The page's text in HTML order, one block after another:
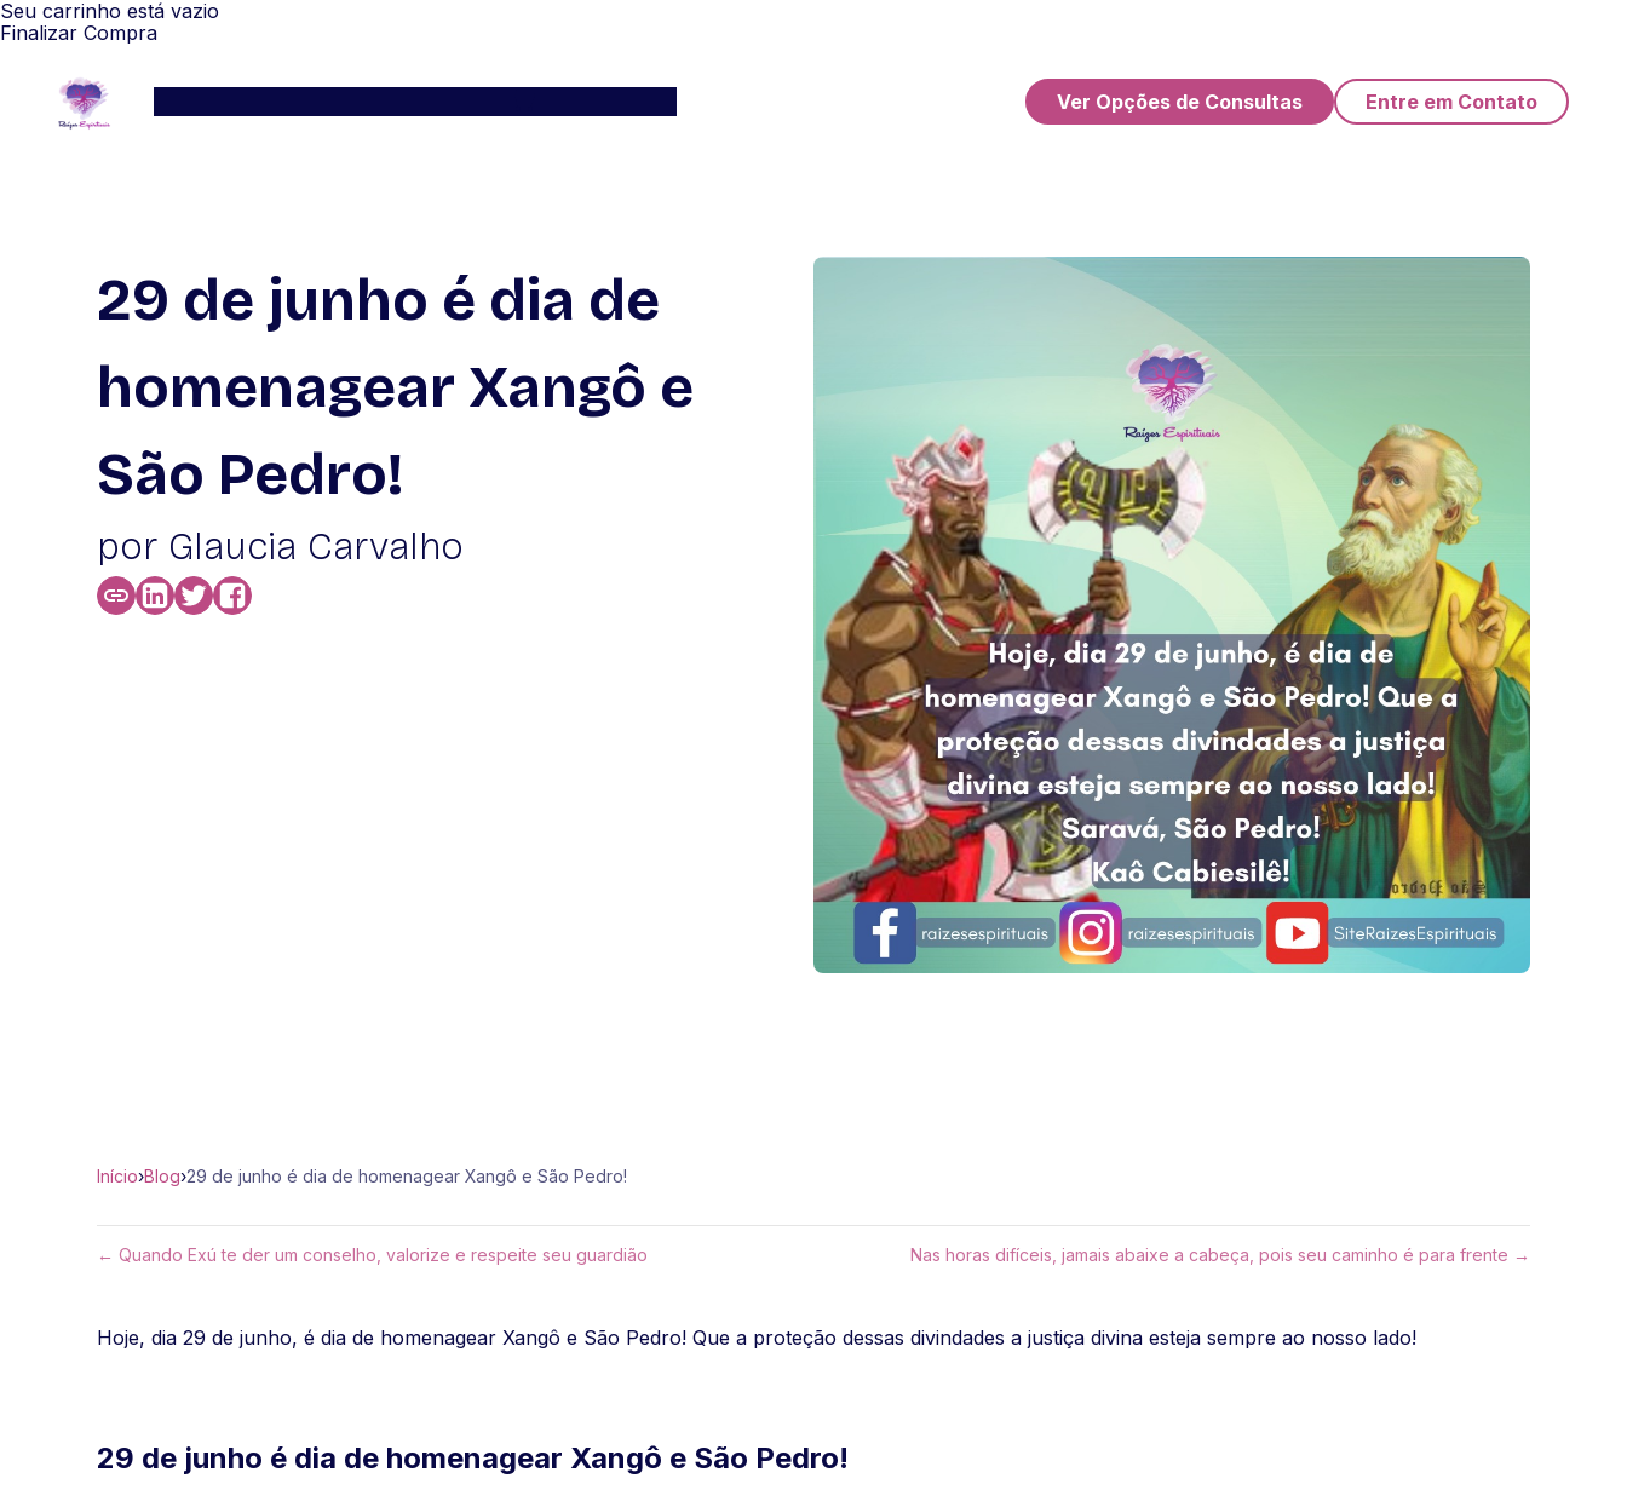
Seu carrinho está vazio
Finalizar Compra
Ver Opções de Consultas Entre em Contato
29 de junho é dia de
homenagear Xangô e
São Pedro!
por Glaucia Carvalho
Início›Blog›29 de junho é dia de homenagear Xangô e São Pedro!
← Quando Exú te der um conselho, valorize e respeite seu guardião Nas horas difíceis, jamais abaixe a cabeça, pois seu caminho é para frente →
Hoje, dia 29 de junho, é dia de homenagear Xangô e São Pedro! Que a proteção dessas divindades a justiça divina esteja sempre ao nosso lado!
29 de junho é dia de homenagear Xangô e São Pedro!